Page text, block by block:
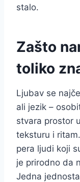
stalo.
Zašto
toliko
Ljubav se
ali jezik –
stvara prostor
teksturu i
pera ljudi koji
je prirodno da
Jedna